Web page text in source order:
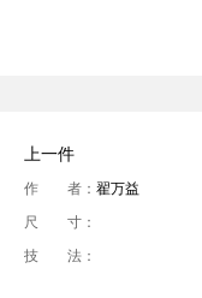
上一件
作 者： 翟万益
尺 寸：
技 法：